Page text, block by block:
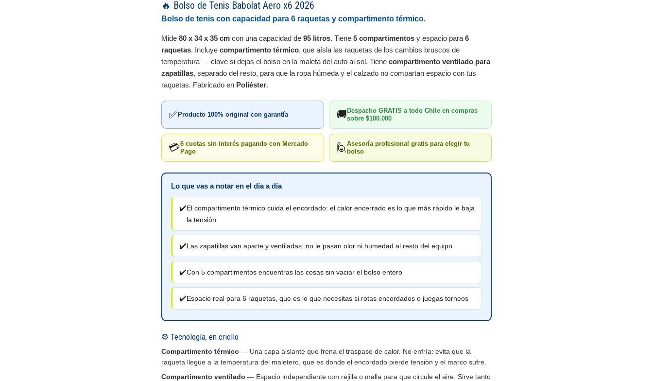
🔥 Bolso de Tenis Babolat Aero x6 2026
Bolso de tenis con capacidad para 6 raquetas y compartimento térmico.
Mide 80 x 34 x 35 cm con una capacidad de 95 litros. Tiene 5 compartimentos y espacio para 6
raquetas. Incluye compartimento térmico, que aísla las raquetas de los cambios bruscos de
temperatura — clave si dejas el bolso en la maleta del auto al sol. Tiene compartimento ventilado para
zapatillas, separado del resto, para que la ropa húmeda y el calzado no compartan espacio con tus
raquetas. Fabricado en Poliéster.
✅ Producto 100% original con garantía 🚚 Despacho GRATIS a todo Chile en compras
sobre $100.000
💳6 cuotas sin interés pagando con Mercado
Pago
🙋 Asesoría profesional gratis para elegir tu
bolso
Lo que vas a notar en el día a día
✔️El compartimento térmico cuida el encordado: el calor encerrado es lo que más rápido le baja
la tensión
✔️Las zapatillas van aparte y ventiladas: no le pasan olor ni humedad al resto del equipo
✔️Con 5 compartimentos encuentras las cosas sin vaciar el bolso entero
✔️Espacio real para 6 raquetas, que es lo que necesitas si rotas encordados o juegas torneos
⚙️ Tecnología, en criollo
Compartimento térmico — Una capa aislante que frena el traspaso de calor. No enfría: evita que la
raqueta llegue a la temperatura del maletero, que es donde el encordado pierde tensión y el marco sufre.
Compartimento ventilado — Espacio independiente con rejilla o malla para que circule el aire. Sirve tanto